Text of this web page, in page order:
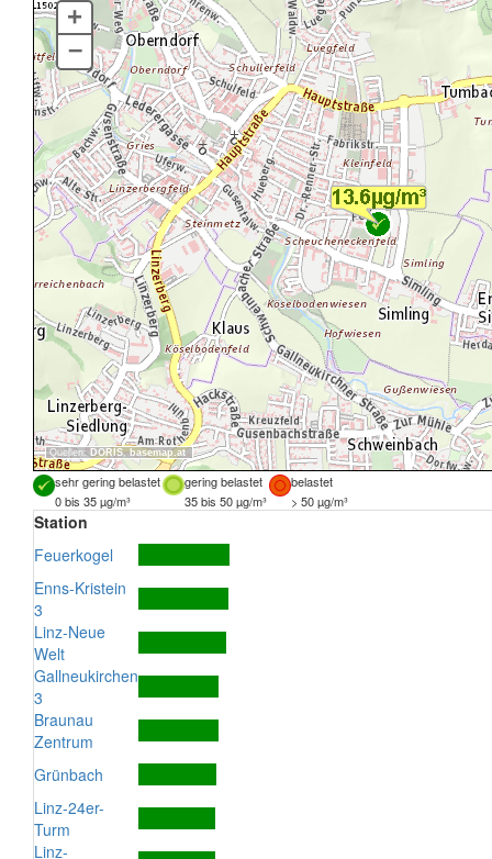
Quellen: DORIS, basemap.at
+
–
sehr gering belastet gering belastet
belastet
0 bis 35 µg/m³
35 bis 50 µg/m³ > 50 µg/m³
Station
Feuerkogel
Enns-Kristein
3
Linz-Neue
Welt
Gallneukirchen
3
Braunau
Zentrum
Grünbach
Linz-24er-
Turm
Linz-